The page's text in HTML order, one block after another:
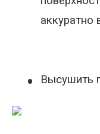
аккуратно
• Высушить